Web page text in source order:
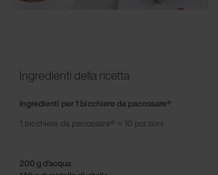
Ingredienti della ricetta
Ingredienti per 1 bicchiere da pacossare®
1 bicchiere da pacossare® = 10 porzioni
200 g d’acqua